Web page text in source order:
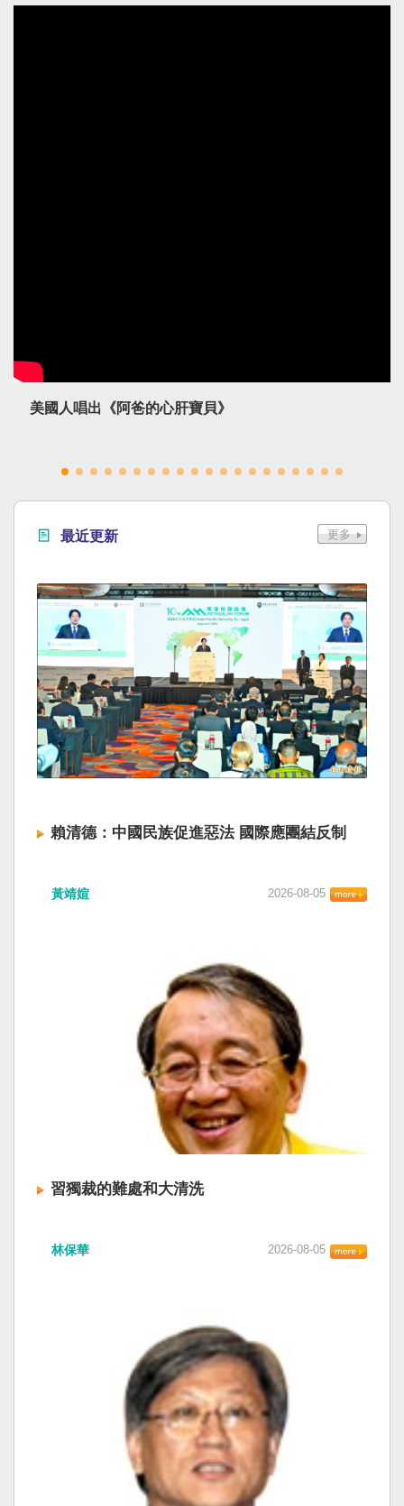
美國人唱出《阿爸的心肝寶貝》
最近更新
賴清德：中國民族促進惡法 國際應團結反制
「民族團結進步促進法」對各國人民進行政治審
統賴清德昨日於凱達格蘭論壇致詞表示，中國的
「民促法」不僅侵害台灣主權，更透過跨國鎮
壓，對世界各國人民進行政治審查、製造寒蟬效
應，是國際社會應該團結反制的惡法；台灣不會
接受統戰滲透和紅色恐怖、不會坐視中國將壓迫
黑手伸進台灣，或任何自由國家與地區。 不會坐
視北京黑手伸進台灣 賴清德指出，中國上個月不
顧國際反對，實施「民族團結進步促進法」，
「對中政策跨國議會聯盟」（IPAC）隨即發表聲
明，譴責嚴重違反基本人權。他感謝IPAC日本共
同主席中谷元、IPAC執行主任裴倫德昨以行動再
次彰顯這份聲明的立場，很榮幸代表台灣人民接
受IPAC的聲明，台灣會給予堅定的支持，共同捍
更透過跨國鎮壓手段，對世界各國人民進行政治
紅色恐怖正在世界各地蔓延，今年論壇主題聚焦
討論全球的民主韌性、灰帶侵擾的因應聯防，以
及非紅供應鏈的重塑，更加反映出台灣在國際社
會中的角色定位，以及期許台灣能承擔的國際責
任。 賴清德表示，當今台灣的民主成就受到國際
的肯定，面對中國「民促法」的威脅，台灣不會
接受統戰滲透和紅色恐怖、不會坐視中國將壓迫
黑手伸進台灣，或任何自由國家與地區。 賴清德
強調，台灣會以行動積極響應，落實「集體防
黃靖媗 2026-08-05
習獨裁的難處和大清洗
中全會。本來以為在七月上海的AI全球大會以
「適應不同群體消費需求擴大優質供給」。顯然
七月中國官方的經濟數字，製造業採購經理人指
數PMI，由六月的五十．三％大幅滑落至四十九．
二％，不僅低於預估的五十．一％，更一舉跌破
五十％榮枯線，加上非製造業和綜合PMI產出指數
三大核心指標同步跌穿榮枯線，習近平的梭哈
（孤注一擲）失敗，在會議文件上不得不兩處承
認「困難」。 一處是「有效應對各種外部衝擊和
內部困難」，後面提及「要高度重視經濟運行中
林保華 2026-08-05